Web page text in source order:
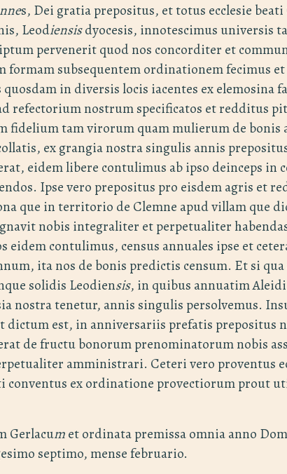
s, Dei gratia prepositus, et totus ecclesie
Leodiensisdyocesis, innotescimus universis
pervenerit quod nos concorditer et
formam subsequentem ordinationem fecimus
in diversis locis iacentes ex elemosina
refectorium nostrum specificatos et redditus
fidelium tam virorum quam mulierum de bonis
ex grangia nostra singulis annis
eidem libere contulimus ab ipso deinceps in
Ipse vero prepositus pro eisdem agris et
que in territorio de Clemne apud villam que
nobis integraliter et perpetualiter
eidem contulimus, census annuales ipse et
ita nos de bonis predictis censum. Et si qua
solidis Leodiensis, in quibus annuatim
nostra tenetur, annis singulis persolvemus.
dictum est, in anniversariis prefatis prepositus
de fructu bonorum prenominatorum nobis
amministrari. Ceteri vero proventus
conventus ex ordinatione provectiorum prout
Gerlacumet ordinata premissa omnia anno
septimo, mense februario.